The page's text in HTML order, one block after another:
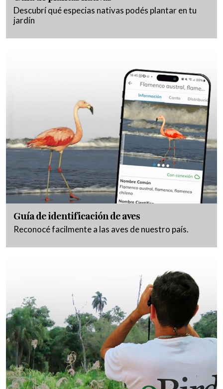
Descubrí qué especias nativas podés plantar en tu
jardín
Guía de identificación de aves
Reconocé facilmente a las aves de nuestro país.